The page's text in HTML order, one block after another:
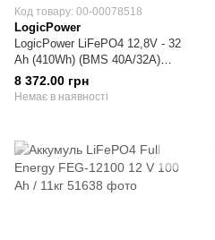
Код товару: 00-00078518
LogicPower
LogicPower LiFePO4 12,8V - 32
Ah (410Wh) (BMS 40А/32A)
пластик LCD Smart BT
Акумулятор
8 372.00 грн
Немає в наявності